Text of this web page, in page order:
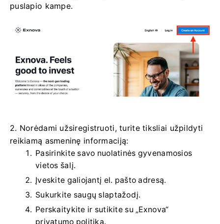
puslapio kampe.
2. Norėdami užsiregistruoti, turite tiksliai užpildyti
reikiamą asmeninę informaciją:
Pasirinkite savo nuolatinės gyvenamosios
vietos šalį.
Įveskite galiojantį el. pašto adresą.
Sukurkite saugų slaptažodį.
Perskaitykite ir sutikite su „Exnova“
privatumo politika.